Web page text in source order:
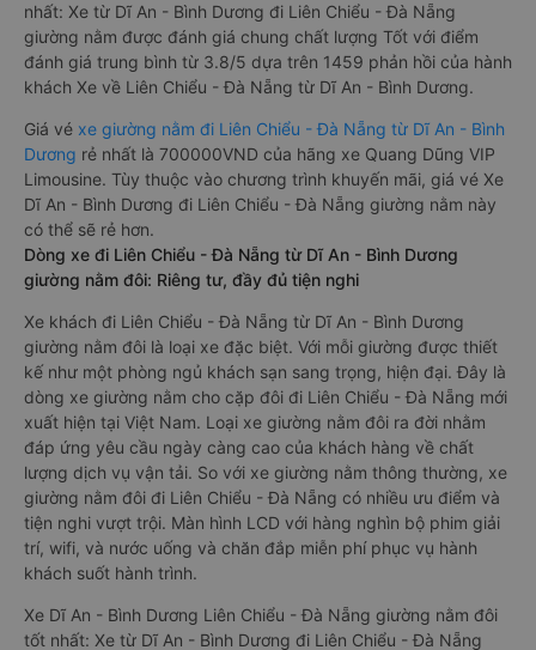
nhất: Xe từ Dĩ An - Bình Dương đi Liên Chiểu - Đà Nẵng
giường nằm được đánh giá chung chất lượng Tốt với điểm
đánh giá trung bình từ 3.8/5 dựa trên 1459 phản hồi của hành
khách Xe về Liên Chiểu - Đà Nẵng từ Dĩ An - Bình Dương.
Giá vé xe giường nằm đi Liên Chiểu - Đà Nẵng từ Dĩ An - Bình
Dương rẻ nhất là 700000VND của hãng xe Quang Dũng VIP
Limousine. Tùy thuộc vào chương trình khuyến mãi, giá vé Xe
Dĩ An - Bình Dương đi Liên Chiểu - Đà Nẵng giường nằm này
có thể sẽ rẻ hơn.
Dòng xe đi Liên Chiểu - Đà Nẵng từ Dĩ An - Bình Dương
giường nằm đôi: Riêng tư, đầy đủ tiện nghi
Xe khách đi Liên Chiểu - Đà Nẵng từ Dĩ An - Bình Dương
giường nằm đôi là loại xe đặc biệt. Với mỗi giường được thiết
kế như một phòng ngủ khách sạn sang trọng, hiện đại. Đây là
dòng xe giường nằm cho cặp đôi đi Liên Chiểu - Đà Nẵng mới
xuất hiện tại Việt Nam. Loại xe giường nằm đôi ra đời nhằm
đáp ứng yêu cầu ngày càng cao của khách hàng về chất
lượng dịch vụ vận tải. So với xe giường nằm thông thường, xe
giường nằm đôi đi Liên Chiểu - Đà Nẵng có nhiều ưu điểm và
tiện nghi vượt trội. Màn hình LCD với hàng nghìn bộ phim giải
trí, wifi, và nước uống và chăn đắp miễn phí phục vụ hành
khách suốt hành trình.
Xe Dĩ An - Bình Dương Liên Chiểu - Đà Nẵng giường nằm đôi
tốt nhất: Xe từ Dĩ An - Bình Dương đi Liên Chiểu - Đà Nẵng